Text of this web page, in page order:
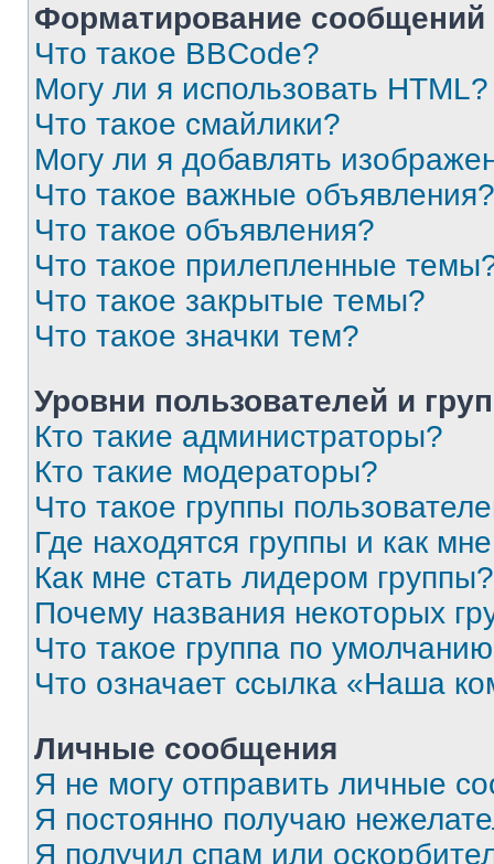
Форматирование
Что такое BBCode?
Могу ли я использовать HTML?
Что такое смайлики?
Могу ли я добавлять
Что такое важные объявления?
Что такое объявления?
Что такое прилепленные
Что такое закрытые темы?
Что такое значки тем?
Уровни пользователей и
Кто такие администраторы?
Кто такие модераторы?
Что такое группы
Где находятся группы и как
Как мне стать лидером группы?
Почему названия некоторых
Что такое группа по
Что означает ссылка «Наша
Личные сообщения
Я не могу отправить личные
Я постоянно получаю
Я получил спам или